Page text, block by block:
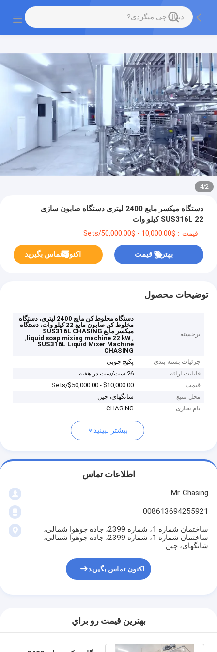
2
/
4
دستگاه میکسر مایع 2400 لیتری دستگاه صابون سازی
SUS316L 22 کیلو وات
قیمت：$10,000.00 - $50,000.00/Sets
بهترین قیمت اکنون تماس بگیرید
توضیحات محصول
برجسته
دستگاه مخلوط کن مایع 2400 لیتری، دستگاه
مخلوط کن صابون مایع 22 کیلو وات، دستگاه
میکسر مایع SUS316L CHASING
,
liquid soap mixing machine 22 kW
,
SUS316L Liquid Mixer Machine
CHASING
جزئیات بسته بندی
پکیج چوبی
قابلیت ارائه
26 ست/ست در هفته
قیمت
$10,000.00 - $50,000.00/Sets
محل منبع
شانگهای، چین
نام تجاری
CHASING
بیشتر ببینید
اطلاعات تماس
Mr. Chasing
008613694255921
ساختمان شماره 1، شماره 2399، جاده چوهوا شمالی،
ساختمان شماره 1، شماره 2399، جاده چوهوا شمالی،
شانگهای، چین
اکنون تماس بگیرید
بهترين قيمت رو براي